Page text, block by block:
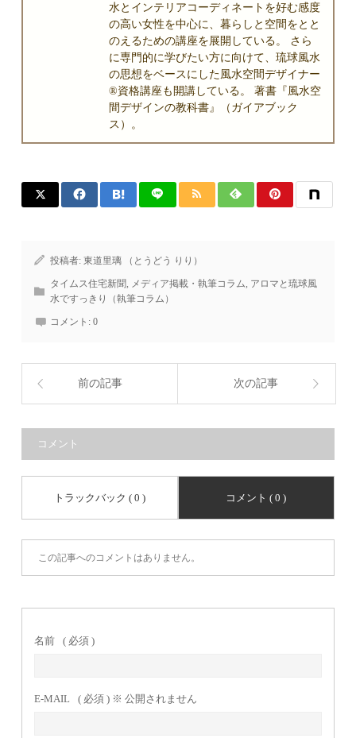
水とインテリアコーディネートを好む感度
の高い女性を中心に、暮らしと空間をとと
のえるための講座を展開している。 さら
に専門的に学びたい方に向けて、琉球風水
の思想をベースにした風水空間デザイナー
®資格講座も開講している。 著書『風水空
間デザインの教科書』（ガイアブック
ス）。
投稿者:東道里璃 （とうどう りり）
タイムス住宅新聞 メディア掲載・執筆コラム アロマと琉球風
水ですっきり（執筆コラム）
コメント:0
前の記事 次の記事
コメント
トラックバック ( 0 ) コメント ( 0 )
この記事へのコメントはありません。
名前 ( 必須 )
E-MAIL ( 必須 ) ※ 公開されません